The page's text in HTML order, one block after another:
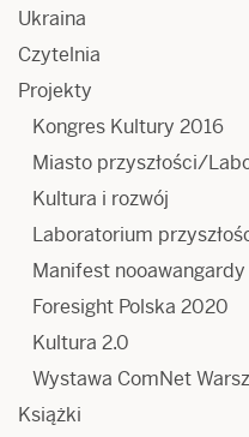
Ukraina
Czytelnia
Projekty
Kongres Kultury 2016
Miasto przyszłości/
Kultura i rozwój
Laboratorium
Manifest nooawangardy
Foresight Polska 2020
Kultura 2.0
Wystawa ComNet
Książki